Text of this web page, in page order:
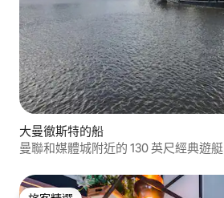
大曼徹斯特的船
曼聯和媒體城附近的 130 英尺經典遊艇